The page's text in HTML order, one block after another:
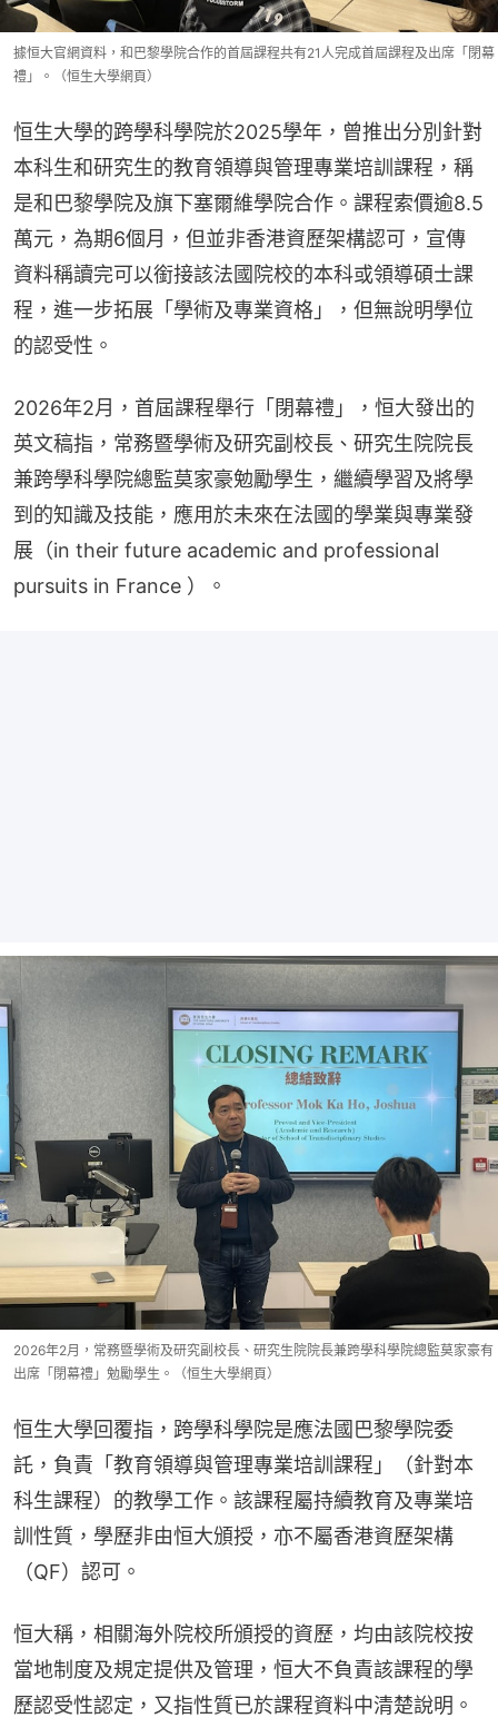
據恒大官網資料，和巴黎學院合作的首屆課程共有21人完成首屆課程及出席「閉幕
禮」。（恒生大學網頁）
恒生大學的跨學科學院於2025學年，曾推出分別針對
本科生和研究生的教育領導與管理專業培訓課程，稱
是和巴黎學院及旗下塞爾維學院合作。課程索價逾8.5
萬元，為期6個月，但並非香港資歷架構認可，宣傳
資料稱讀完可以銜接該法國院校的本科或領導碩士課
程，進一步拓展「學術及專業資格」，但無說明學位
的認受性。
2026年2月，首屆課程舉行「閉幕禮」，恒大發出的
英文稿指，常務暨學術及研究副校長、研究生院院長
兼跨學科學院總監莫家豪勉勵學生，繼續學習及將學
到的知識及技能，應用於未來在法國的學業與專業發
展（in their future academic and professional
pursuits in France ）。
2026年2月，常務暨學術及研究副校長、研究生院院長兼跨學科學院總監莫家豪有
出席「閉幕禮」勉勵學生。（恒生大學網頁）
恒生大學回覆指，跨學科學院是應法國巴黎學院委
託，負責「教育領導與管理專業培訓課程」（針對本
科生課程）的教學工作。該課程屬持續教育及專業培
訓性質，學歷非由恒大頒授，亦不屬香港資歷架構
（QF）認可。
恒大稱，相關海外院校所頒授的資歷，均由該院校按
當地制度及規定提供及管理，恒大不負責該課程的學
歷認受性認定，又指性質已於課程資料中清楚說明。